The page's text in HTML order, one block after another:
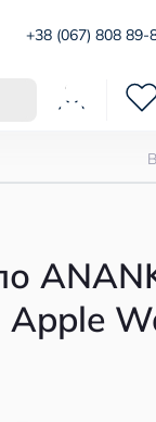
+38 (067) 808 89-
Apple